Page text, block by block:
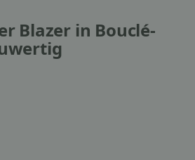
Blazer in Bouclé-